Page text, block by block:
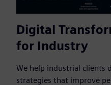
Digital
for Industry
We help industrial clients
strategies that improve